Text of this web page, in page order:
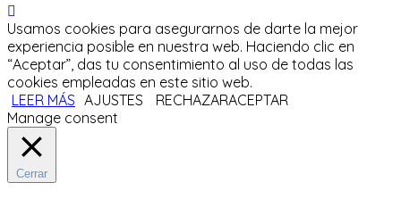
Usamos cookies para asegurarnos de darte la mejor
experiencia posible en nuestra web. Haciendo clic en
“Aceptar”, das tu consentimiento al uso de todas las
cookies empleadas en este sitio web.
LEER MÁS AJUSTES RECHAZARACEPTAR
Manage consent
Cerrar